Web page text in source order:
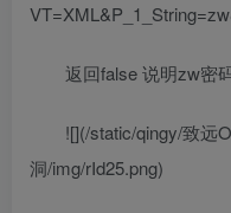
返回false 说明zw密
![](/static/qingy/致远
洞/img/rId25.png)